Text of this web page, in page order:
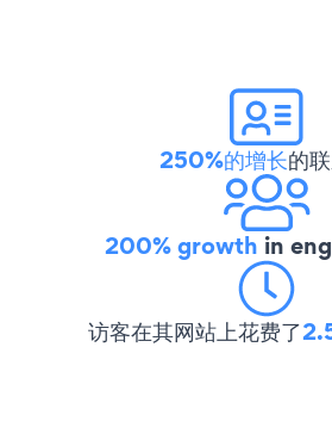
250%的增长的
200% growth in
访客在其网站上花费了